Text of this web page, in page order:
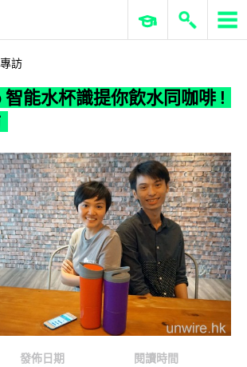
ERP 與商業 AI
訪
能水杯識提你飲水同咖啡 !
發佈日期
閱讀時間